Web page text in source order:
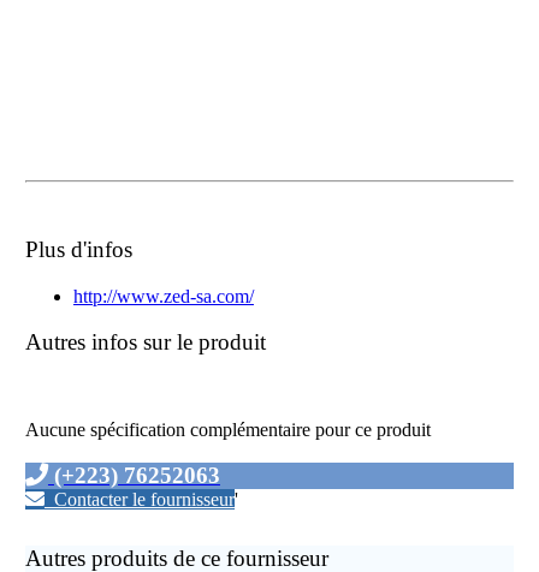
Plus d'infos
http://www.zed-sa.com/
Autres infos sur le produit
Aucune spécification complémentaire pour ce produit
(+223) 76252063
Contacter le fournisseur'
Autres produits de ce fournisseur